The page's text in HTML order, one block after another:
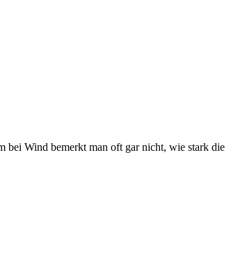
bei Wind bemerkt man oft gar nicht, wie stark die